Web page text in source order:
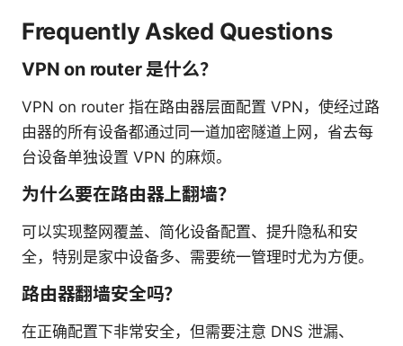
Frequently Asked Questions
VPN on router 是什么？
VPN on router 指在路由器层面配置 VPN，使经过路
由器的所有设备都通过同一道加密隧道上网，省去每
台设备单独设置 VPN 的麻烦。
为什么要在路由器上翻墙？
可以实现整网覆盖、简化设备配置、提升隐私和安
全，特别是家中设备多、需要统一管理时尤为方便。
路由器翻墙安全吗？
在正确配置下非常安全，但需要注意 DNS 泄漏、